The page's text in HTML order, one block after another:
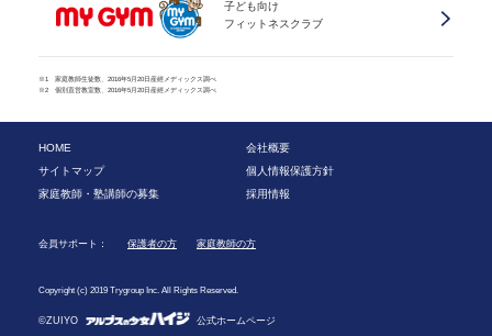
子ども向け
フィットネスクラブ
※1 家庭教師生徒数、2016年5月20日産經メディックス調べ
※2 個別直営教室数、2016年5月20日産經メディックス調べ
HOME
会社概要
サイトマップ
個人情報保護方針
家庭教師・塾講師の募集
採用情報
会員サポート： 保護者の方 家庭教師の方
Copyright (c) 2019 Trygroup Inc. All Rights Reserved.
©ZUIYO 公式ホームページ